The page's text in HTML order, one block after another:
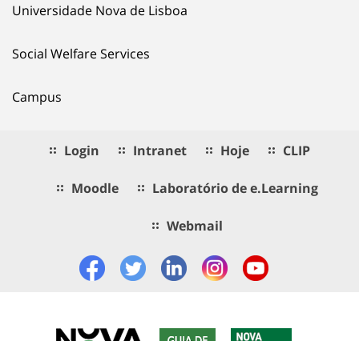
Universidade Nova de Lisboa
Social Welfare Services
Campus
Login Intranet Hoje CLIP
Moodle Laboratório de e.Learning
Webmail